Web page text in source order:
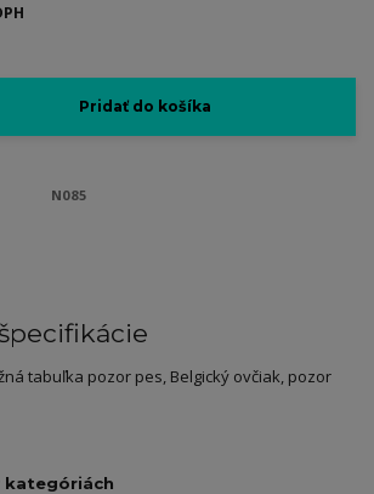
Pridať do košíka
N085
tabuľka pozor pes, Belgický ovčiak, pozor
kategóriách